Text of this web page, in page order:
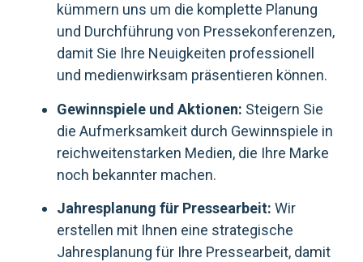
kümmern uns um die komplette Planung
und Durchführung von Pressekonferenzen,
damit Sie Ihre Neuigkeiten professionell
und medienwirksam präsentieren können.
Gewinnspiele und Aktionen: Steigern Sie
die Aufmerksamkeit durch Gewinnspiele in
reichweitenstarken Medien, die Ihre Marke
noch bekannter machen.
Jahresplanung für Pressearbeit: Wir
erstellen mit Ihnen eine strategische
Jahresplanung für Ihre Pressearbeit, damit